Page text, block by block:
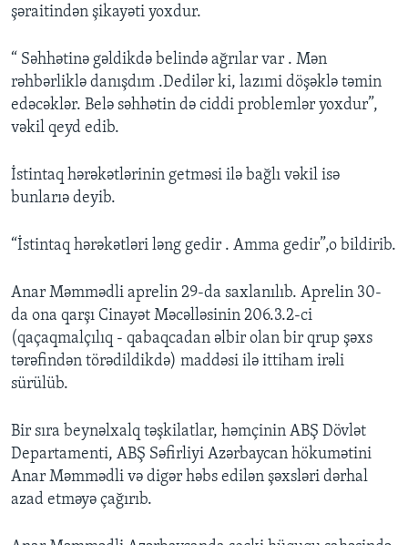
şəraitindən şikayəti yoxdur.
“ Səhhətinə gəldikdə belində ağrılar var . Mən
rəhbərliklə danışdım .Dedilər ki, lazımi döşəklə təmin
edəcəklər. Belə səhhətin də ciddi problemlər yoxdur”,
vəkil qeyd edib.
İstintaq hərəkətlərinin getməsi ilə bağlı vəkil isə
bunlarıə deyib.
“İstintaq hərəkətləri ləng gedir . Amma gedir”,o bildirib.
Anar Məmmədli aprelin 29-da saxlanılıb. Aprelin 30-
da ona qarşı Cinayət Məcəlləsinin 206.3.2-ci
(qaçaqmalçılıq - qabaqcadan əlbir olan bir qrup şəxs
tərəfindən törədildikdə) maddəsi ilə ittiham irəli
sürülüb.
Bir sıra beynəlxalq təşkilatlar, həmçinin ABŞ Dövlət
Departamenti, ABŞ Səfirliyi Azərbaycan hökumətini
Anar Məmmədli və digər həbs edilən şəxsləri dərhal
azad etməyə çağırıb.